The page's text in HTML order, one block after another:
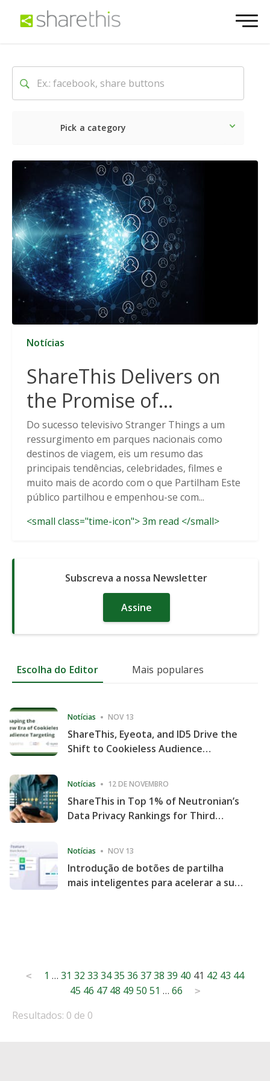
Pick a category
O mais recente Social
Notícias
ShareThis Delivers on
the Promise of
Cookieless Data
Solutions
Do sucesso televisivo Stranger Things a um
ressurgimento em parques nacionais como
destinos de viagem, eis um resumo das
principais tendências, celebridades, filmes e
muito mais de acordo com o que Partilham Este
público partilhou e empenhou-se com...
<small class="time-icon"> 3m read </small>
Subscreva a nossa Newsletter
Assine
Escolha do Editor Mais populares
Notícias NOV 13
ShareThis, Eyeota, and ID5 Drive the
Shift to Cookieless Audience
Notícias 12 DE NOVEMBRO
ShareThis in Top 1% of Neutronian’s
Data Privacy Rankings for Third
Notícias NOV 13
Introdução de botões de partilha
mais inteligentes para acelerar a sua
Posts
pagination
< 1 … 31 32 33 3435 36 3738 39 40 41 42 43 44
45 46 47 48 49 50 51 … 66 >
Resultados: 0 de 0